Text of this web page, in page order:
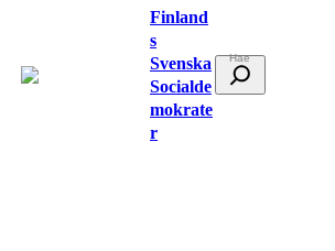
Finland
s
Svenska
Socialde
mokrate
r
ö